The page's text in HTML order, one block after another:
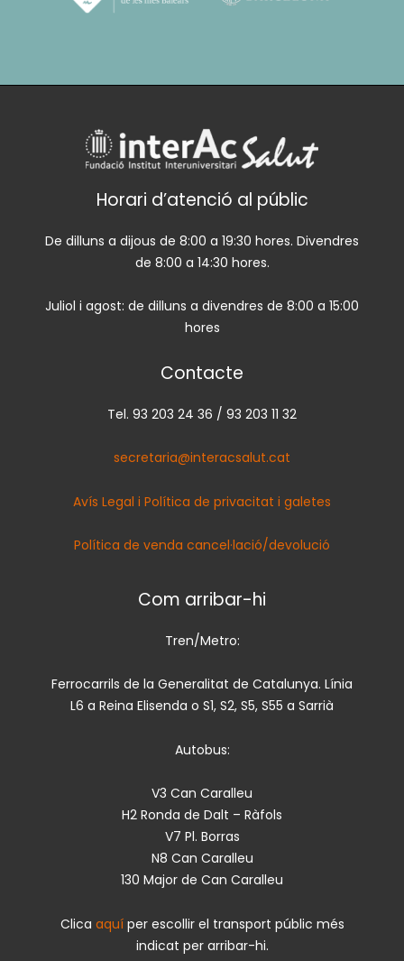
Horari d’atenció al públic
De dilluns a dijous de 8:00 a 19:30 hores. Divendres
de 8:00 a 14:30 hores.
Juliol i agost: de dilluns a divendres de 8:00 a 15:00
hores
Contacte
Tel. 93 203 24 36 / 93 203 11 32
secretaria@interacsalut.cat
Avís Legal i Política de privacitat i galetes
Política de venda cancel·lació/devolució
Com arribar-hi
Tren/Metro:
Ferrocarrils de la Generalitat de Catalunya. Línia
L6 a Reina Elisenda o S1, S2, S5, S55 a Sarrià
Autobus:
V3 Can Caralleu
H2 Ronda de Dalt – Ràfols
V7 Pl. Borras
N8 Can Caralleu
130 Major de Can Caralleu
Clica aquí per escollir el transport públic més
indicat per arribar-hi.